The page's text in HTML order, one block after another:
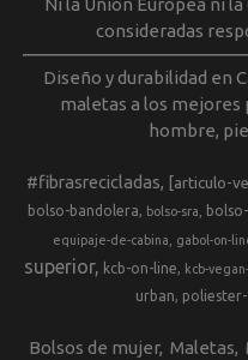
Ni la Unión Europea ni
consideradas
Diseño y durabilidad en
maletas a los mejores
hombre,
#fibrasrecicladas [articulo-
bolso-bandolera bolso-sra
equipaje-de-cabina gabol-on-
superior
kcb-on-line kcb-
urban
Bolsos de mujer Maletas